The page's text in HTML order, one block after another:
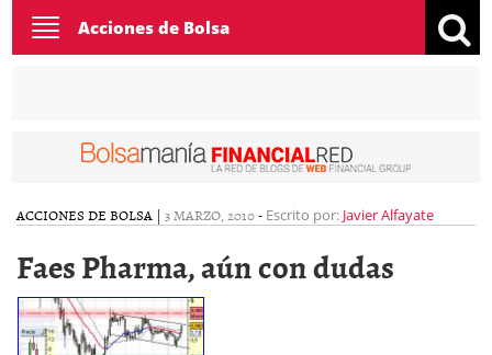
Toggle
navigation
Acciones de Bolsa
ACCIONES DE BOLSA | 3 MARZO, 2010- Escrito por: Javier Alfayate
Faes Pharma, aún con dudas